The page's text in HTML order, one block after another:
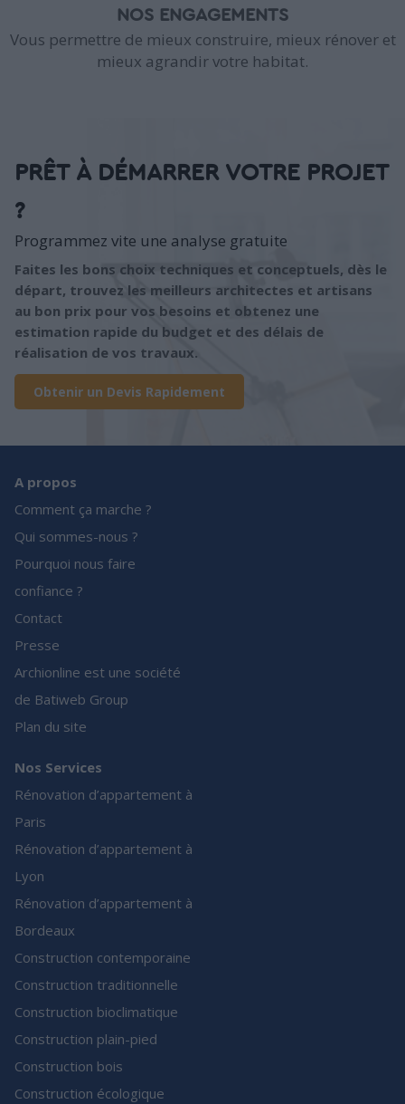
NOS ENGAGEMENTS
Vous permettre de mieux construire, mieux rénover et
mieux agrandir votre habitat.
PRÊT À DÉMARRER VOTRE PROJET
?
Programmez vite une analyse gratuite
Faites les bons choix techniques et conceptuels, dès le
départ, trouvez les meilleurs architectes et artisans
au bon prix pour vos besoins et obtenez une
estimation rapide du budget et des délais de
réalisation de vos travaux.
Obtenir un Devis Rapidement
A propos
Comment ça marche ?
Qui sommes-nous ?
Pourquoi nous faire
confiance ?
Contact
Presse
Archionline est une société
de Batiweb Group
Plan du site
Nos Services
Rénovation d’appartement à
Paris
Rénovation d’appartement à
Lyon
Rénovation d’appartement à
Bordeaux
Construction contemporaine
Construction traditionnelle
Construction bioclimatique
Construction plain-pied
Construction bois
Construction écologique